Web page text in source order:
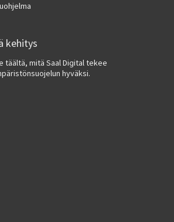
kehitys
täältä, mitä Saal Digital tekee
hyväksi.